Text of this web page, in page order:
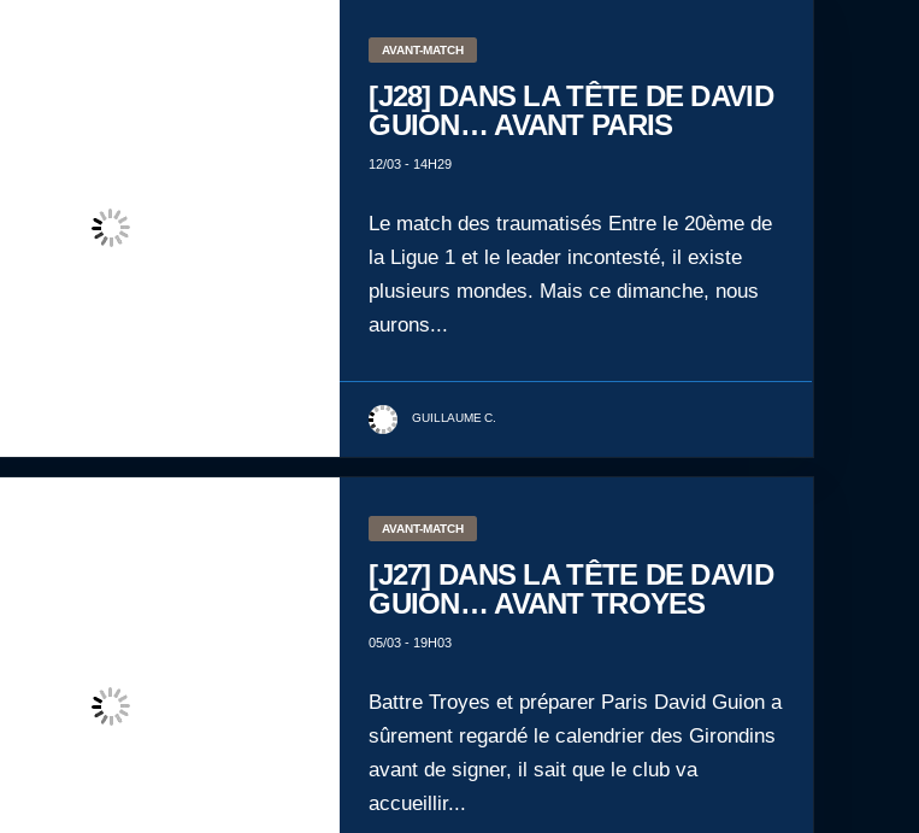
AVANT-MATCH
[J28] DANS LA TÊTE DE DAVID
GUION… AVANT PARIS
12/03 - 14H29
Le match des traumatisés Entre le 20ème de
la Ligue 1 et le leader incontesté, il existe
plusieurs mondes. Mais ce dimanche, nous
aurons...
GUILLAUME C.
AVANT-MATCH
[J27] DANS LA TÊTE DE DAVID
GUION… AVANT TROYES
05/03 - 19H03
Battre Troyes et préparer Paris David Guion a
sûrement regardé le calendrier des Girondins
avant de signer, il sait que le club va
accueillir...